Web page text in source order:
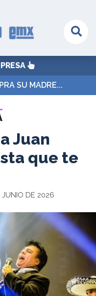
SU MADRE...
Juan
que te
JUNIO DE 2026